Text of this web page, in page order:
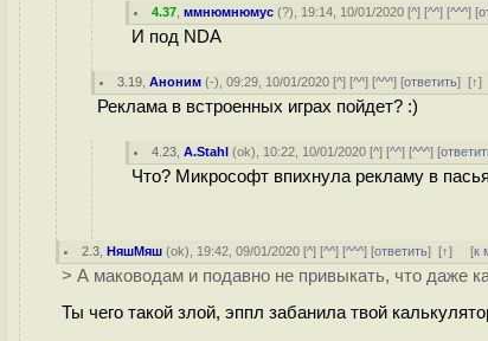
4.37 ,ммнюмнюмус (?), 19:14, 10/01/2020 [^] [^^] [^^^] [
И под NDA
3.19 ,Аноним (-), 09:29, 10/01/2020 [^] [^^] [^^^] [ответить][↑
Реклама в встроенных играх пойдет? :)
4.23 ,A.Stahl (ok), 10:22, 10/01/2020 [^] [^^] [^^^] [
Что? Микрософт впихнула рекламу в
2.3 ,НяшМяш (ok), 19:42, 09/01/2020 [^] [^^] [^^^] [ответить][↑] [к
> А маководам и подавно не привыкать, что даже
Ты чего такой злой, эппл забанила твой